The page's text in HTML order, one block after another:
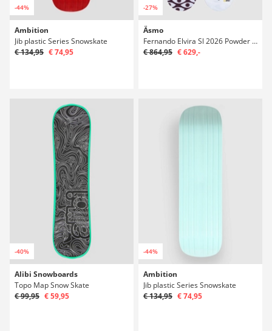
-44%
Ambition
Jib plastic Series Snowskate
€ 134,95 € 74,95
-27%
Äsmo
Fernando Elvira Sl 2026 Powder Surfer
€ 864,95 € 629,-
-40%
Alibi Snowboards
Topo Map Snow Skate
€ 99,95 € 59,95
-44%
Ambition
Jib plastic Series Snowskate
€ 134,95 € 74,95